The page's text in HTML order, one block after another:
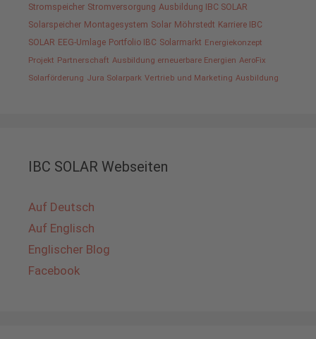
Stromspeicher Stromversorgung Ausbildung IBC SOLAR
Solarspeicher Montagesystem Solar Möhrstedt Karriere IBC
SOLAR EEG-Umlage Portfolio IBC Solarmarkt Energiekonzept
Projekt Partnerschaft Ausbildung erneuerbare Energien AeroFix
Solarförderung Jura Solarpark Vertrieb und Marketing Ausbildung
IBC SOLAR Webseiten
Auf Deutsch
Auf Englisch
Englischer Blog
Facebook